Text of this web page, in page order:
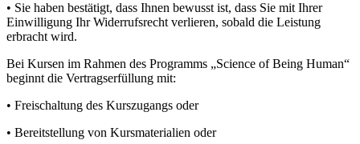
• Sie haben bestätigt, dass Ihnen bewusst ist, dass Sie mit Ihrer
Einwilligung Ihr Widerrufsrecht verlieren, sobald die Leistung
erbracht wird.
Bei Kursen im Rahmen des Programms „Science of Being Human“
beginnt die Vertragserfüllung mit:
• Freischaltung des Kurszugangs oder
• Bereitstellung von Kursmaterialien oder